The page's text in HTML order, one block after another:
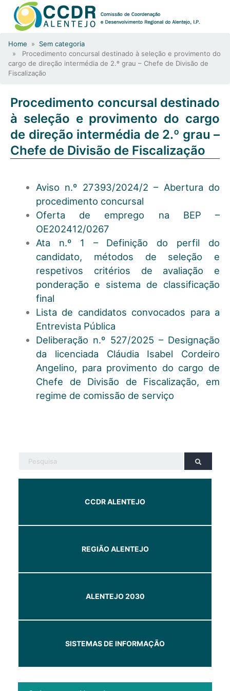
Home » Sem categoria
» Procedimento concursal destinado à seleção e provimento do
cargo de direção intermédia de 2.º grau – Chefe de Divisão de
Fiscalização
Procedimento concursal destinado
à seleção e provimento do cargo
de direção intermédia de 2.º grau –
Chefe de Divisão de Fiscalização
Aviso n.º 27393/2024/2 – Abertura do
procedimento concursal
Oferta de emprego na BEP –
OE202412/0267
Ata n.º 1 – Definição do perfil do
candidato, métodos de seleção e
respetivos critérios de avaliação e
ponderação e sistema de classificação
final
Lista de candidatos convocados para a
Entrevista Pública
Deliberação n.º 527/2025 – Designação
da licenciada Cláudia Isabel Cordeiro
Angelino, para provimento do cargo de
Chefe de Divisão de Fiscalização, em
regime de comissão de serviço
CCDR ALENTEJO
REGIÃO ALENTEJO
ALENTEJO 2030
SISTEMAS DE INFORMAÇÃO